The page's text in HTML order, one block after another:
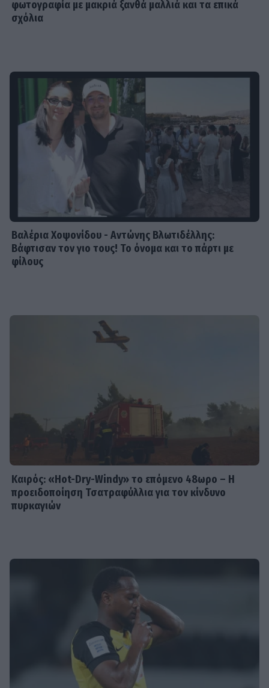
φωτογραφία με μακριά ξανθά μαλλιά και τα επικά
σχόλια
Βαλέρια Χοψονίδου - Αντώνης Βλωτιδέλλης:
Βάφτισαν τον γιο τους! Το όνομα και το πάρτι με
φίλους
Καιρός: «Hot-Dry-Windy» το επόμενο 48ωρο – Η
προειδοποίηση Τσατραφύλλια για τον κίνδυνο
πυρκαγιών